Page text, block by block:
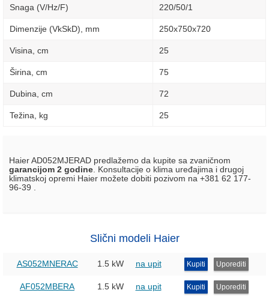
Snaga (V/Hz/F) 220/50/1
Dimenzije (VkSkD), mm 250х750x720
Visina, сm 25
Širina, сm 75
Dubina, сm 72
Težina, kg 25
Haier AD052MJERAD predlažemo da kupite sa zvaničnom
garancijom 2 godine. Konsultacije o klima uređajima i drugoj
klimatskoj opremi Haier možete dobiti pozivom na +381 62 177-
96-39 .
Slični modeli Haier
AS052MNERAC 1.5 kW na upit Kupiti Uporediti
AF052MBERA 1.5 kW na upit Kupiti Uporediti